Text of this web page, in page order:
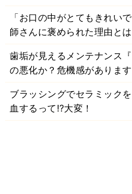
「お口の中がとてもきれい
師さんに褒められた理由とは
歯垢が見えるメンテナンス
の悪化か？危機感があります
ブラッシングでセラミック
血するって⁉大変！